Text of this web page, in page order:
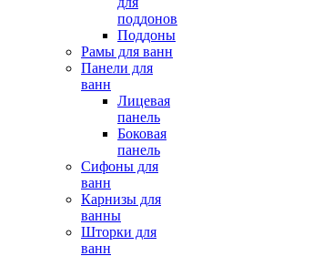
поддонов
Поддоны
Рамы для ванн
Панели для
ванн
Лицевая
панель
Боковая
панель
Сифоны для
ванн
Карнизы для
ванны
Шторки для
ванн